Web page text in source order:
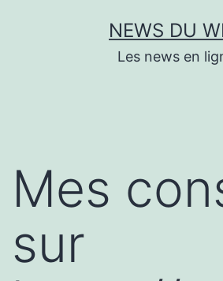
NEWS DU
Les news en
Mes
sur